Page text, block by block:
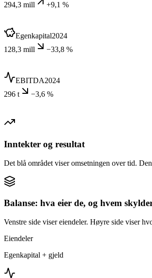
294,3 mill
+9,1 %
Egenkapital2024
128,3 mill
−33,8 %
EBITDA2024
296 t
−3,6 %
Inntekter og resultat
Det blå området viser omsetningen over tid.
Balanse: hva eier de, og hvem
Venstre side viser eiendeler. Høyre side viser
Eiendeler
Egenkapital + gjeld